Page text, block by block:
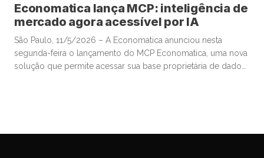
Economatica lança MCP: inteligência de
mercado agora acessível por IA
São Paulo, 11/5/2026 – A Economatica anunciou nesta
segunda-feira o lançamento do MCP Economatica, uma nova
solução que permite acessar sua base proprietária de dados